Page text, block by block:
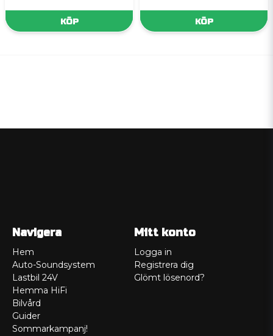
KÖP KÖP
Navigera
Hem
Auto-Soundsystem
Lastbil 24V
Hemma HiFi
Bilvård
Guider
Sommarkampanj!
Mitt konto
Logga in
Registrera dig
Glömt lösenord?